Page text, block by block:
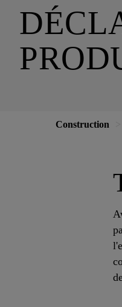
Construction